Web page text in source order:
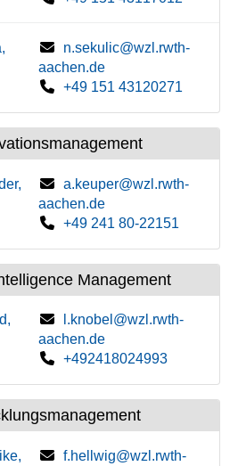
n.sekulic@wzl.rwth-
aachen.de
+49 151 43120271
a.keuper@wzl.rwth-
aachen.de
+49 241 80-22151
Management
l.knobel@wzl.rwth-
aachen.de
+492418024993
f.hellwig@wzl.rwth-